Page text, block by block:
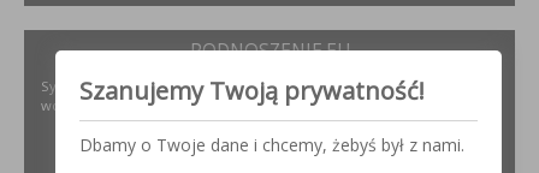
PODNOSZENIE.EU
Systemy transportu bliskiego, żurawie, żurawików, suwnice,
wciągników oraz wiele innych.
Szanujemy Twoją prywatność!
Dbamy o Twoje dane i chcemy, żebyś był z nami.